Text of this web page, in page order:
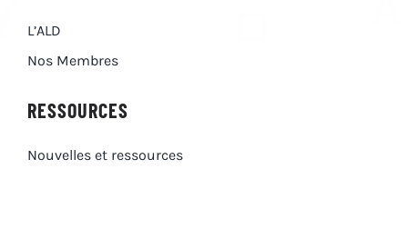
L’ALD
Nos Membres
RESSOURCES
Nouvelles et ressources